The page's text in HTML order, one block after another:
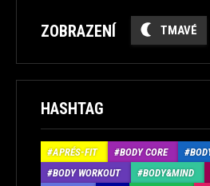
ZOBRAZENÍ TMAVÉ
HASHTAG
APRÉS-FIT BODY CORE
BODY WORKOUT
BODY&MIND